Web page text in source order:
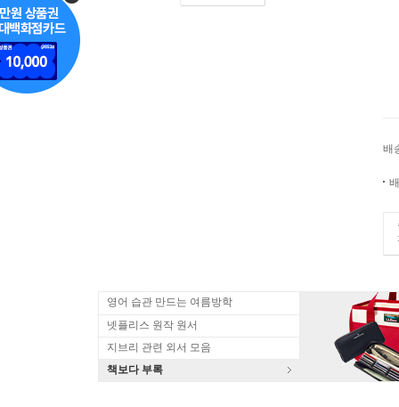
배
영어 습관 만드는 여름방학
넷플리스 원작 원서
지브리 관련 외서 모음
책보다 부록